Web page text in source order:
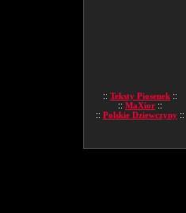
:: Teksty Piosenek ::
:: MaXior ::
:: Polskie Dziewczyny ::